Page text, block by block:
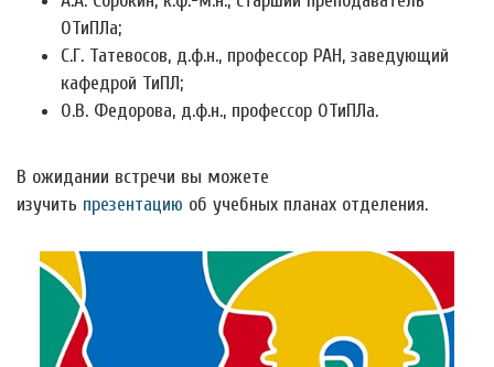
ОТиПЛа;
С.Г. Татевосов, д.ф.н., профессор РАН, заведующий
кафедрой ТиПЛ;
О.В. Федорова, д.ф.н., профессор ОТиПЛа.
В ожидании встречи вы можете
изучить презентацию об учебных планах отделения.